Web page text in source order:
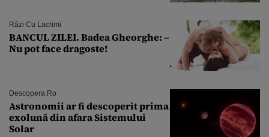
Râzi Cu Lacrimi
BANCUL ZILEI. Badea Gheorghe: –
Nu pot face dragoste!
Descopera.ro
Astronomii ar fi descoperit prima
exolună din afara Sistemului
Solar